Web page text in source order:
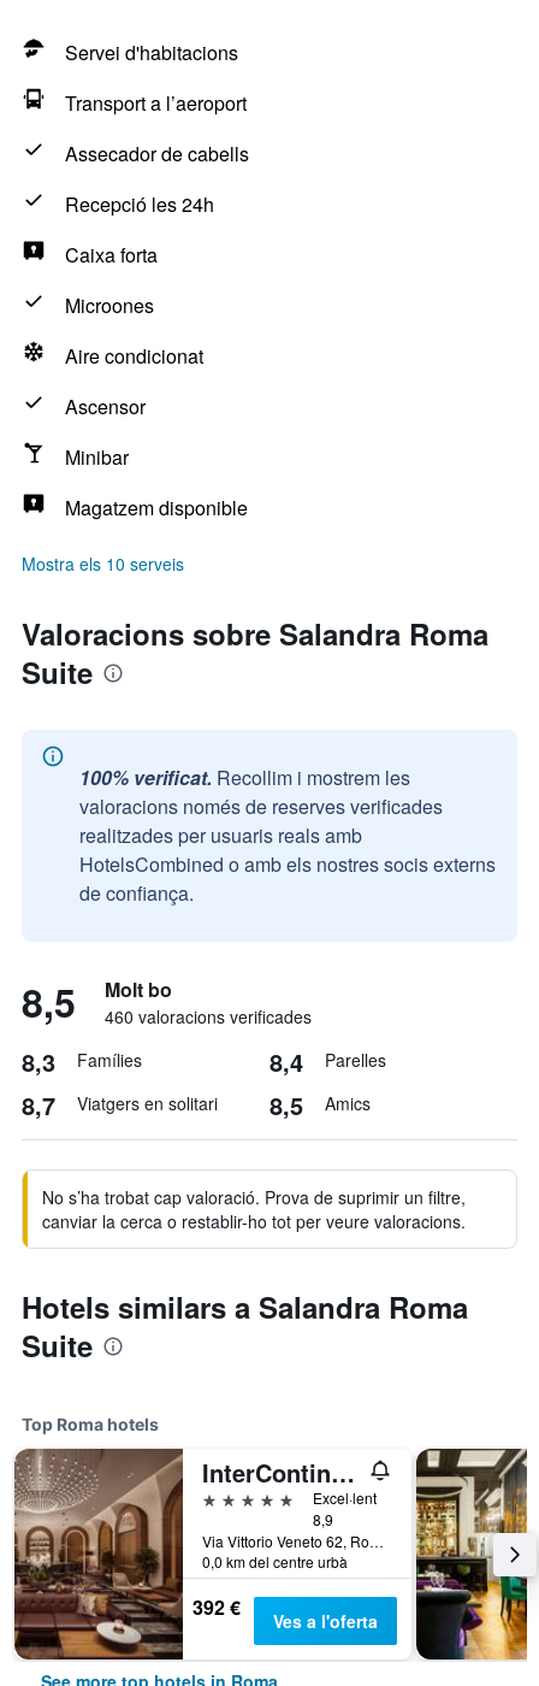
Servei d'habitacions
Transport a l’aeroport
Assecador de cabells
Recepció les 24h
Caixa forta
Microones
Aire condicionat
Ascensor
Minibar
Magatzem disponible
Mostra els 10 serveis
Valoracions sobre Salandra Roma
Suite
100% verificat. Recollim i mostrem les
valoracions només de reserves verificades
realitzades per usuaris reals amb
HotelsCombined o amb els nostres socis externs
de confiança.
8,5 Molt bo
460 valoracions verificades
8,3 Famílies 8,4 Parelles
8,7 Viatgers en solitari 8,5 Amics
No s’ha trobat cap valoració. Prova de suprimir un filtre,
canviar la cerca o restablir-ho tot per veure valoracions.
Hotels similars a Salandra Roma
Suite
Top Roma hotels
InterContinental Rome Ambasciatori Palace by IHG
5 estrelles
Excel·lent
8,9
Via Vittorio Veneto 62, Roma, Itàlia
0,0 km del centre urbà
392 € Ves a l'oferta
See more top hotels in Roma